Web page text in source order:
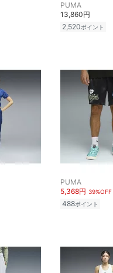
PUMA
13,860円
2,520ポイント
PUMA
5,368円 39%OFF
488ポイント